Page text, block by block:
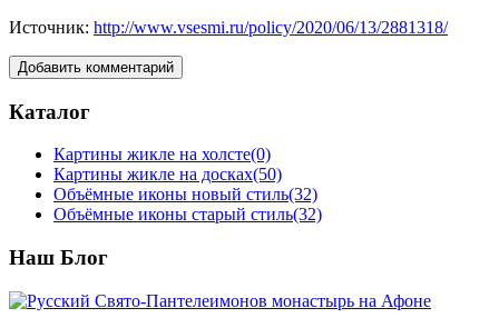
Источник: http://www.vsesmi.ru/policy/2020/06/13/2881318/
Добавить комментарий
Каталог
Картины жикле на холсте(0)
Картины жикле на досках(50)
Объёмные иконы новый стиль(32)
Объёмные иконы старый стиль(32)
Наш Блог